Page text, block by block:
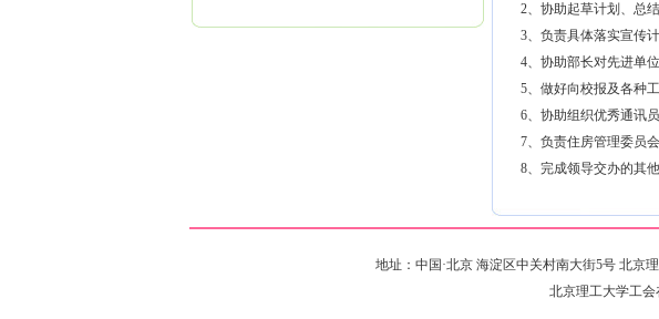
2、协助起草计划、总
3、负责具体落实宣传
4、协助部长对先进单
5、做好向校报及各种
6、协助组织优秀通讯
7、负责住房管理委员
8、完成领导交办的其他
地址：中国·北京 海淀区中关村南大街5号 北京
北京理工大学工会